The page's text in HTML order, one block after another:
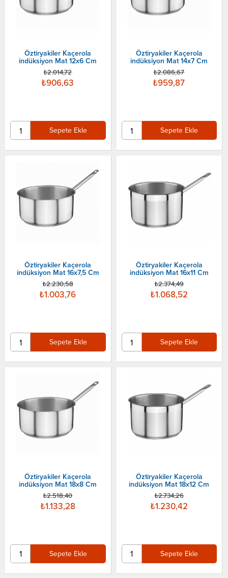
Öztiryakiler Kaçerola
indüksiyon Mat 12x6 Cm
₺906,63
₺2.014,72
Sepete Ekle
Öztiryakiler Kaçerola
indüksiyon Mat 14x7 Cm
₺959,87
₺2.086,67
Sepete Ekle
Öztiryakiler Kaçerola
indüksiyon Mat 16x7,5 Cm
₺1.003,76
₺2.230,58
Sepete Ekle
Öztiryakiler Kaçerola
indüksiyon Mat 16x11 Cm
₺1.068,52
₺2.374,49
Sepete Ekle
Öztiryakiler Kaçerola
indüksiyon Mat 18x8 Cm
₺1.133,28
₺2.518,40
Sepete Ekle
Öztiryakiler Kaçerola
indüksiyon Mat 18x12 Cm
₺1.230,42
₺2.734,26
Sepete Ekle